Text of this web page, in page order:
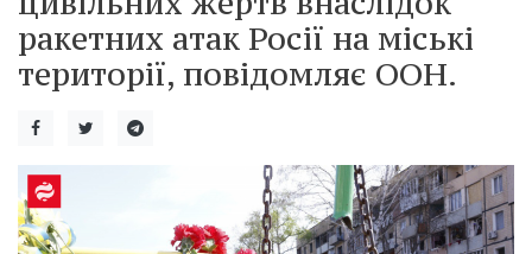
ракетних атак Росії на міські
території, повідомляє ООН.